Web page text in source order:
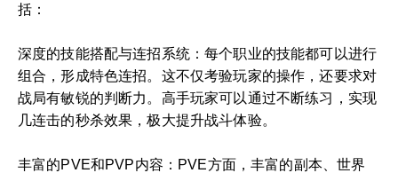
括：
深度的技能搭配与连招系统：每个职业的技能都可以进行
组合，形成特色连招。这不仅考验玩家的操作，还要求对
战局有敏锐的判断力。高手玩家可以通过不断练习，实现
几连击的秒杀效果，极大提升战斗体验。
丰富的PVE和PVP内容：PVE方面，丰富的副本、世界